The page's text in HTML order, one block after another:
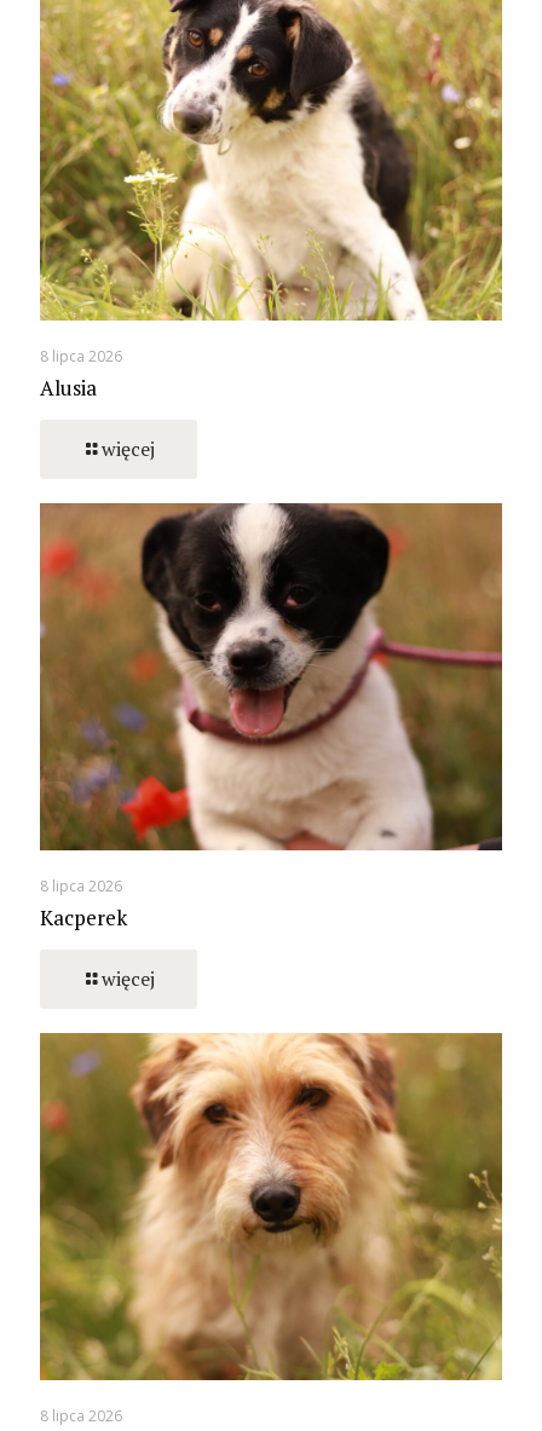
8 lipca 2026
Alusia
więcej
8 lipca 2026
Kacperek
więcej
8 lipca 2026